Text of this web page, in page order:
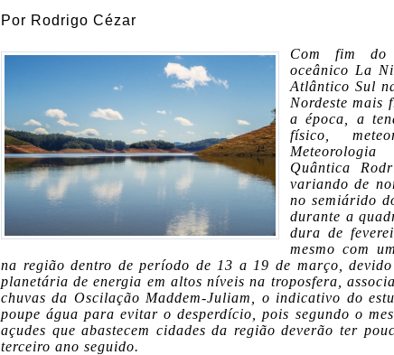
Por Rodrigo Cézar
Com fim do
oceânico La
Atlântico Sul
Nordeste mais
a época, a
físico,
Quântica
variando de
no semiárido
durante a
dura de
mesmo com
na região dentro de período de 13 a 19 de março,
planetária de energia em altos níveis na troposfera,
chuvas da Oscilação Maddem-Juliam, o indicativo do
poupe água para evitar o desperdício, pois segundo o
açudes que abastecem cidades da região deverão ter
terceiro ano seguido.